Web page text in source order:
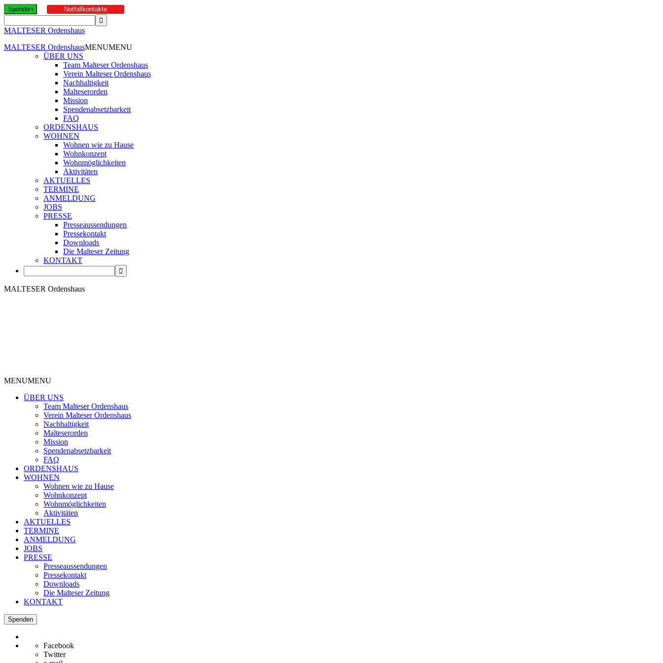
Spenden Notfallkontakte
MALTESER Ordenshaus
MALTESER OrdenshausMENUMENU
ÜBER UNS
Team Malteser Ordenshaus
Verein Malteser Ordenshaus
Nachhaltigkeit
Malteserorden
Mission
Spendenabsetzbarkeit
FAQ
ORDENSHAUS
WOHNEN
Wohnen wie zu Hause
Wohnkonzept
Wohnmöglichkeiten
Aktivitäten
AKTUELLES
TERMINE
ANMELDUNG
JOBS
PRESSE
Presseaussendungen
Pressekontakt
Downloads
Die Malteser Zeitung
KONTAKT
MALTESER Ordenshaus
MENUMENU
ÜBER UNS
Team Malteser Ordenshaus
Verein Malteser Ordenshaus
Nachhaltigkeit
Malteserorden
Mission
Spendenabsetzbarkeit
FAQ
ORDENSHAUS
WOHNEN
Wohnen wie zu Hause
Wohnkonzept
Wohnmöglichkeiten
Aktivitäten
AKTUELLES
TERMINE
ANMELDUNG
JOBS
PRESSE
Presseaussendungen
Pressekontakt
Downloads
Die Malteser Zeitung
KONTAKT
Spenden
Facebook
Twitter